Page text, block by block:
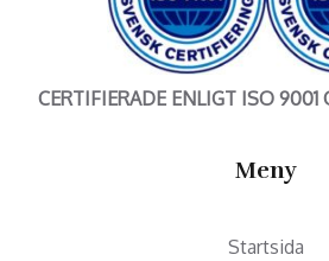
CERTIFIERADE ENLIGT ISO 9001
Meny
Startsida